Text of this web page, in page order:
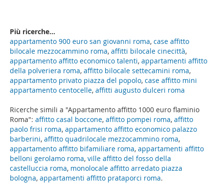
Ricerche simili a "Appartamento affitto 1000 euro flaminio
Roma": affitto casal boccone, affitto pompei roma, affitto
paolo frisi roma, appartamento affitto economico palazzo
barberini, affitto quadrilocale mezzocammino roma,
appartamento affitto bifamiliare roma, appartamenti affitto
belloni gerolamo roma, ville affitto del fosso della
castelluccia roma, monolocale affitto arredato piazza
bologna, appartamenti affitto prataporci roma.
Più ricerche...
appartamento 900 euro san giovanni roma, case affitto
bilocale mezzocammino roma, affitti bilocale cinecittà,
appartamento affitto economico talenti, appartamenti affitto
della polveriera roma, affitto bilocale settecamini roma,
appartamento privato piazza del popolo, case affitto mini
appartamento centocelle, affitti augusto dulceri roma